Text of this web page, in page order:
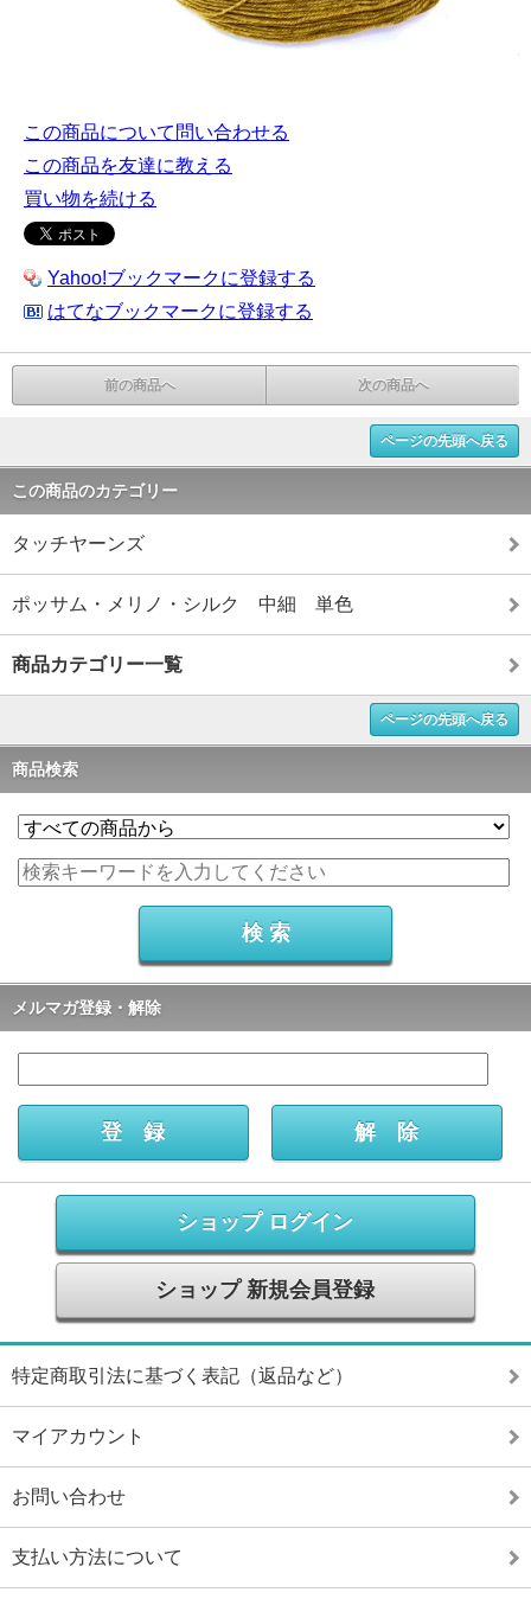
この商品について問い合わせる
この商品を友達に教える
買い物を続ける
Yahoo!ブックマークに登録する
はてなブックマークに登録する
前の商品へ 次の商品へ
ページの先頭へ戻る
この商品のカテゴリー
タッチヤーンズ
ポッサム・メリノ・シルク 中細 単色
商品カテゴリー一覧
ページの先頭へ戻る
商品検索
メルマガ登録・解除
ショップ ログイン
ショップ 新規会員登録
特定商取引法に基づく表記（返品など）
マイアカウント
お問い合わせ
支払い方法について